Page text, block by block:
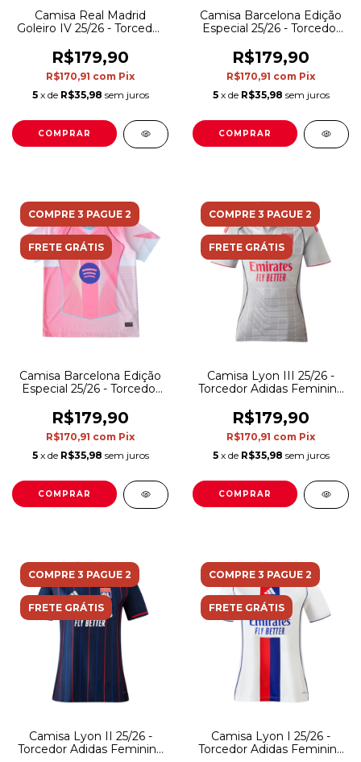
Camisa Real Madrid
Goleiro IV 25/26 - Torcedor
R$179,90
R$170,91 com Pix
5 x de R$35,98 sem juros
COMPRAR
Camisa Barcelona Edição
Especial 25/26 - Torcedor
R$179,90
R$170,91 com Pix
5 x de R$35,98 sem juros
COMPRAR
COMPRE 3 PAGUE 2
FRETE GRÁTIS
Camisa Barcelona Edição
Especial 25/26 - Torcedor
R$179,90
R$170,91 com Pix
5 x de R$35,98 sem juros
COMPRAR
COMPRE 3 PAGUE 2
FRETE GRÁTIS
Camisa Lyon III 25/26 -
Torcedor Adidas Feminina
R$179,90
R$170,91 com Pix
5 x de R$35,98 sem juros
COMPRAR
COMPRE 3 PAGUE 2
FRETE GRÁTIS
Camisa Lyon II 25/26 -
Torcedor Adidas Feminina
COMPRE 3 PAGUE 2
FRETE GRÁTIS
Camisa Lyon I 25/26 -
Torcedor Adidas Feminina